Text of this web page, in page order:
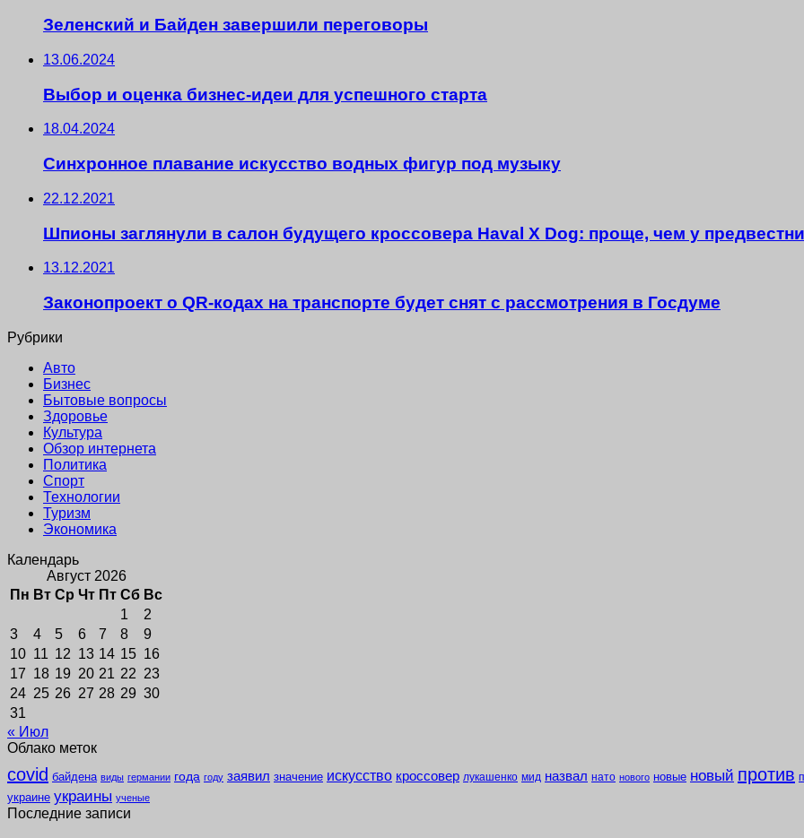
Зеленский и Байден завершили переговоры
13.06.2024
Выбор и оценка бизнес-идеи для успешного старта
18.04.2024
Синхронное плавание искусство водных фигур под музыку
22.12.2021
Шпионы заглянули в салон будущего кроссовера Haval X Dog: проще, чем у
13.12.2021
Законопроект о QR-кодах на транспорте будет снят с рассмотрения в Госдуме
Рубрики
Авто
Бизнес
Бытовые вопросы
Здоровье
Культура
Обзор интернета
Политика
Спорт
Технологии
Туризм
Экономика
Календарь
Август 2026
Пн Вт Ср Чт Пт Сб Вс
1
2
3
4 5 6 7 8
9
10 11 12 13 14 15 16
17 18 19 20 21 22 23
24 25 26 27 28 29 30
31
« Июл
Облако меток
covid байдена виды германии года году заявил значение искусство кроссовер лукашенко мид назвал нато нового новые новый против
украине украины ученые
Последние записи